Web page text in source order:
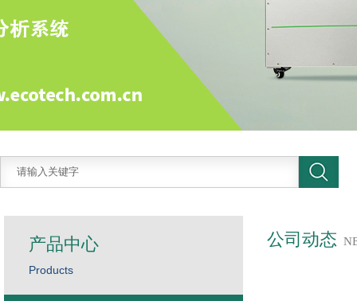
公司动态
产品中心
Products